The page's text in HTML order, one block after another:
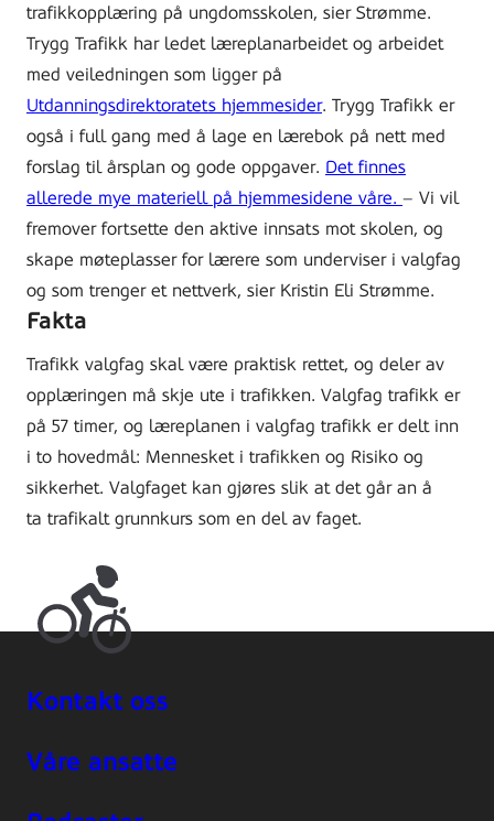
trafikkopplæring på ungdomsskolen, sier Strømme.
Trygg Trafikk har ledet læreplanarbeidet og arbeidet
med veiledningen som ligger på
Utdanningsdirektoratets hjemmesider. Trygg Trafikk er
også i full gang med å lage en lærebok på nett med
forslag til årsplan og gode oppgaver. Det finnes
allerede mye materiell på hjemmesidene våre. – Vi vil
fremover fortsette den aktive innsats mot skolen, og
skape møteplasser for lærere som underviser i valgfag
og som trenger et nettverk, sier Kristin Eli Strømme.
Fakta
Trafikk valgfag skal være praktisk rettet, og deler av
opplæringen må skje ute i trafikken. Valgfag trafikk er
på 57 timer, og læreplanen i valgfag trafikk er delt inn
i to hovedmål: Mennesket i trafikken og Risiko og
sikkerhet. Valgfaget kan gjøres slik at det går an å
ta trafikalt grunnkurs som en del av faget.
Kontakt oss
Våre ansatte